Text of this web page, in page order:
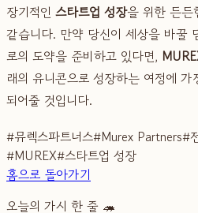
장기적인 스타트업 성장을 위한 든든
같습니다. 만약 당신이 세상을 바꿀
로의 도약을 준비하고 있다면,
래의 유니콘으로 성장하는 여정에
되어줄 것입니다.
#뮤렉스파트너스#Murex Partners#
#MUREX#스타트업 성장
홈으로 돌아가기
오늘의 가시 한 줄 🦔